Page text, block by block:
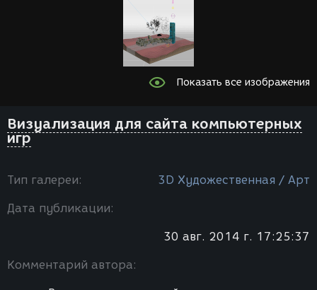
Показать все изображения
Визуализация для сайта компьютерных
игр
Тип галереи: 3D Художественная / Арт
Дата публикации:
30 авг. 2014 г. 17:25:37
Комментарий автора: